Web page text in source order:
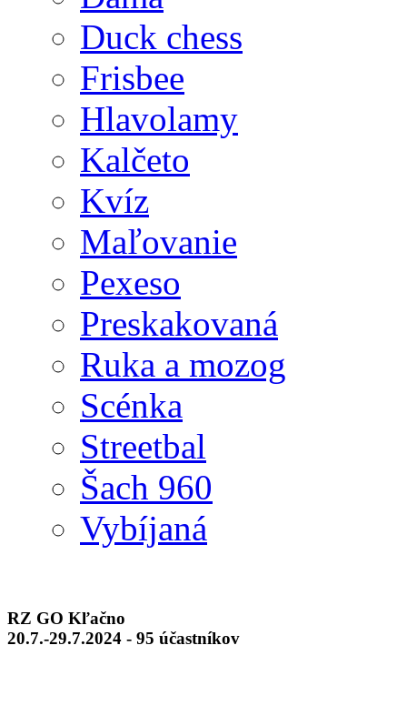
Duck chess
Frisbee
Hlavolamy
Kalčeto
Kvíz
Maľovanie
Pexeso
Preskakovaná
Ruka a mozog
Scénka
Streetbal
Šach 960
Vybíjaná
RZ GO Kľačno
20.7.-29.7.2024 - 95 účastníkov